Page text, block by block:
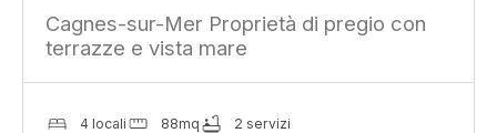
Cagnes-sur-Mer Proprietà di pregio con
terrazze e vista mare
4 locali 88mq 2 servizi